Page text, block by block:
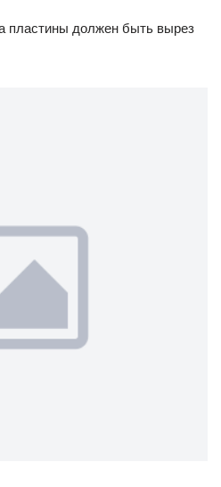
пластины должен быть вырез